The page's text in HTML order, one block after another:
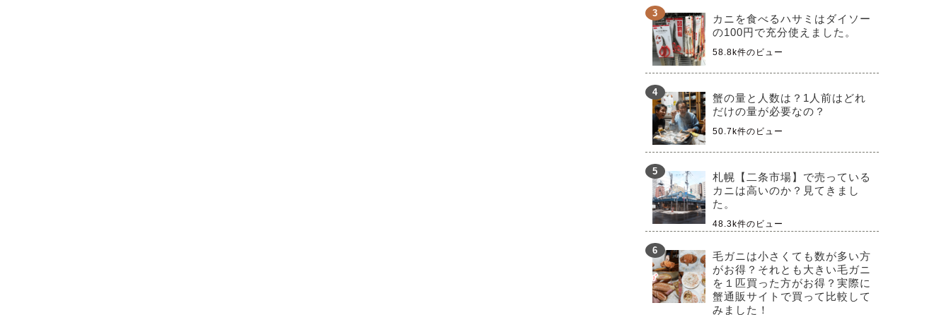
カニを食べるハサミはダイソー
の100円で充分使えました。
58.8k件のビュー
蟹の量と人数は？1人前はどれ
だけの量が必要なの？
50.7k件のビュー
札幌【二条市場】で売っている
カニは高いのか？見てきまし
た。
48.3k件のビュー
毛ガニは小さくても数が多い方
がお得？それとも大きい毛ガニ
を１匹買った方がお得？実際に
蟹通販サイトで買って比較して
みました！